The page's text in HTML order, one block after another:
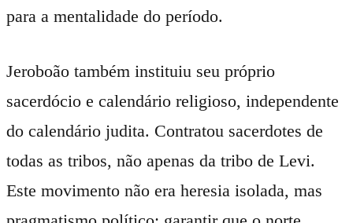
para a mentalidade do período.
Jeroboão também instituiu seu próprio
sacerdócio e calendário religioso, independente
do calendário judita. Contratou sacerdotes de
todas as tribos, não apenas da tribo de Levi.
Este movimento não era heresia isolada, mas